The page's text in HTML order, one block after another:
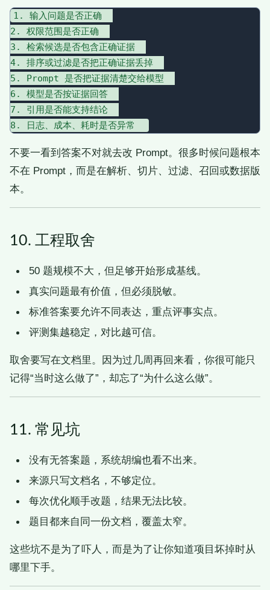
1. 输入问题是否正确
2. 权限范围是否正确
3. 检索候选是否包含正确证据
4. 排序或过滤是否把正确证据丢掉
5. Prompt 是否把证据清楚交给模型
6. 模型是否按证据回答
7. 引用是否能支持结论
不要一看到答案不对就去改 Prompt。很多时候问题根本
不在 Prompt，而是在解析、切片、过滤、召回或数据版
本。
10. 工程取舍
50 题规模不大，但足够开始形成基线。
真实问题最有价值，但必须脱敏。
标准答案要允许不同表达，重点评事实点。
评测集越稳定，对比越可信。
取舍要写在文档里。因为过几周再回来看，你很可能只
记得“当时这么做了”，却忘了“为什么这么做”。
11. 常见坑
没有无答案题，系统胡编也看不出来。
来源只写文档名，不够定位。
每次优化顺手改题，结果无法比较。
题目都来自同一份文档，覆盖太窄。
这些坑不是为了吓人，而是为了让你知道项目坏掉时从
哪里下手。